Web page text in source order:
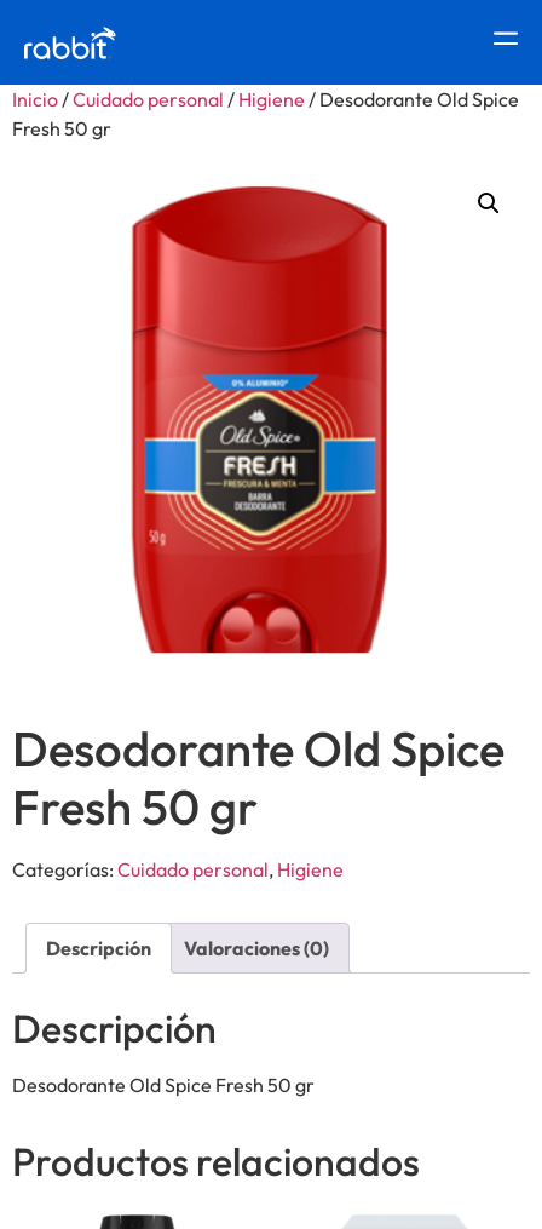
Inicio/Cuidado personal / Higiene / Desodorante Old Spice
Fresh 50 gr
Desodorante Old Spice
Fresh 50 gr
Categorías: Cuidado personal, Higiene
Descripción Valoraciones (0)
Descripción
Desodorante Old Spice Fresh 50 gr
Productos relacionados